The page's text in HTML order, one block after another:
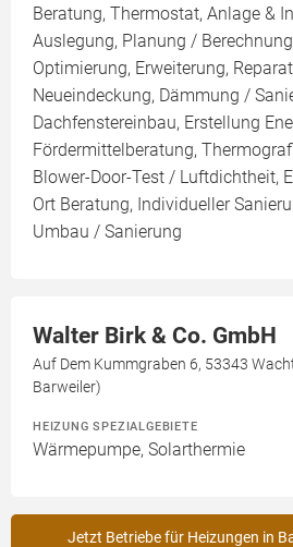
Beratung, Thermostat, Anlage &
Auslegung, Planung /
Optimierung, Erweiterung,
Neueindeckung, Dämmung /
Dachfenstereinbau, Erstellung
Fördermittelberatung,
Blower-Door-Test / Luftdichtheit,
Ort Beratung, Individueller
Umbau / Sanierung
Walter Birk & Co. GmbH
Auf Dem Kummgraben 6, 53343
Barweiler)
HEIZUNG SPEZIALGEBIETE
Wärmepumpe, Solarthermie
Jetzt Betriebe für Heizungen in